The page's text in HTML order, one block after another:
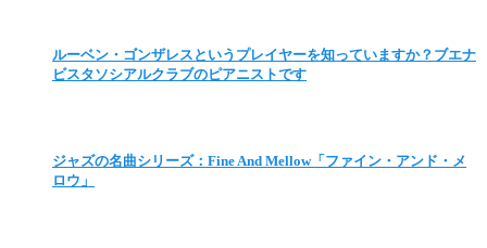
ルーベン・ゴンザレスというプレイヤーを知っていますか？ブエナ
ビスタソシアルクラブのピアニストです
ジャズの名曲シリーズ：Fine And Mellow「ファイン・アンド・メ
ロウ」